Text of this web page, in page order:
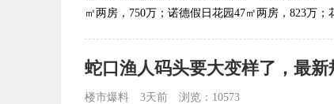
㎡两房，750万；诺德假日花园47㎡两房，823万；
蛇口渔人码头要大变样了，最新
楼市爆料 3天前
浏览：10573